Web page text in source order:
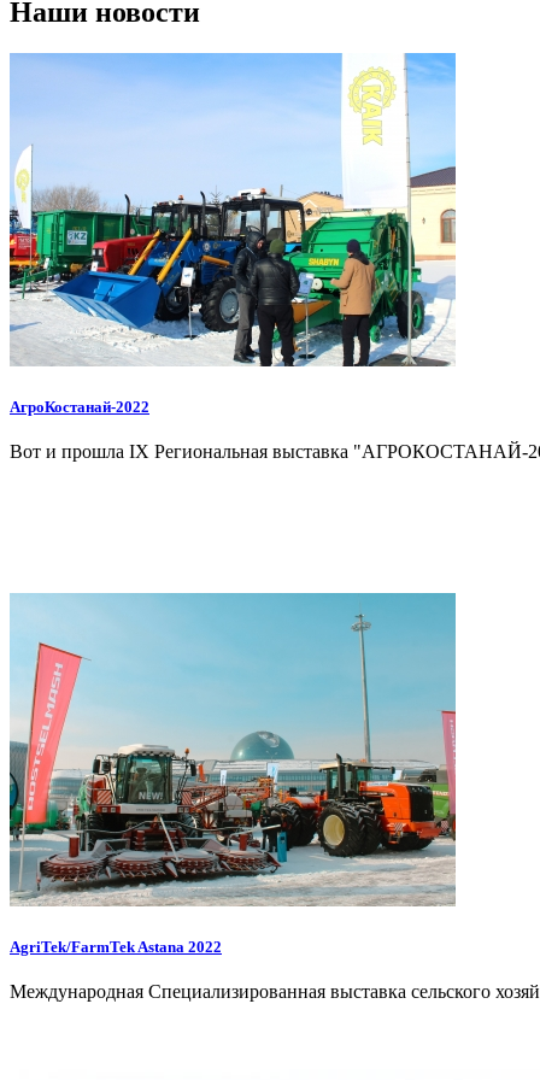
Наши новости
АгроКостанай-2022
Вот и прошла IX Региональная выставка "АГРОКОСТАНАЙ-
AgriTek/FarmTek Astana 2022
Международная Специализированная выставка сельского